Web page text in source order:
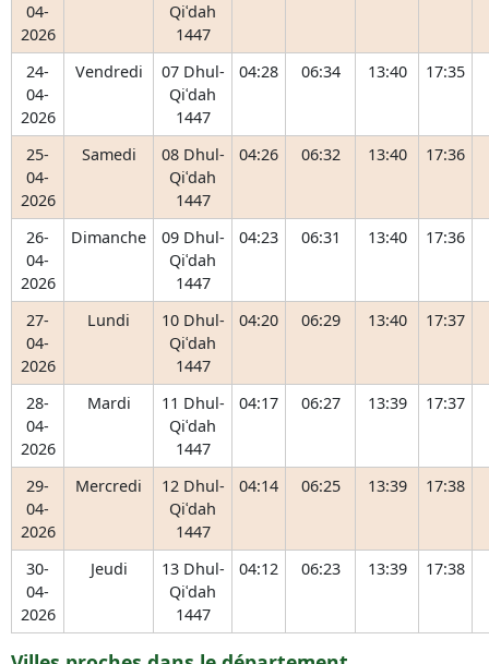
04-
2026
Qiʿdah
1447
24-
04-
2026
Vendredi
07 Dhul-
Qiʿdah
1447
04:28 06:34 13:40 17:35
25-
04-
2026
Samedi
08 Dhul-
Qiʿdah
1447
04:26 06:32 13:40 17:36
26-
04-
2026
Dimanche
09 Dhul-
Qiʿdah
1447
04:23 06:31 13:40 17:36
27-
04-
2026
Lundi
10 Dhul-
Qiʿdah
1447
04:20 06:29 13:40 17:37
28-
04-
2026
Mardi
11 Dhul-
Qiʿdah
1447
04:17 06:27 13:39 17:37
29-
04-
2026
Mercredi
12 Dhul-
Qiʿdah
1447
04:14 06:25 13:39 17:38
30-
04-
2026
Jeudi
13 Dhul-
Qiʿdah
1447
04:12 06:23 13:39 17:38